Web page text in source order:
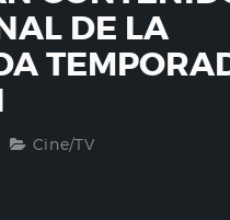
DE LA
Cine/TV